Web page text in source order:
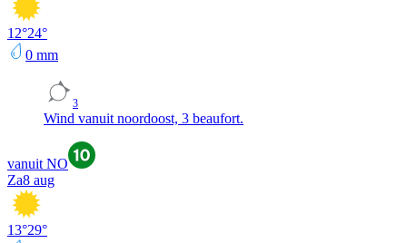
12°24°
0 mm
3
Wind vanuit noordoost, 3 beaufort.
vanuit NO
Za8 aug
13°29°